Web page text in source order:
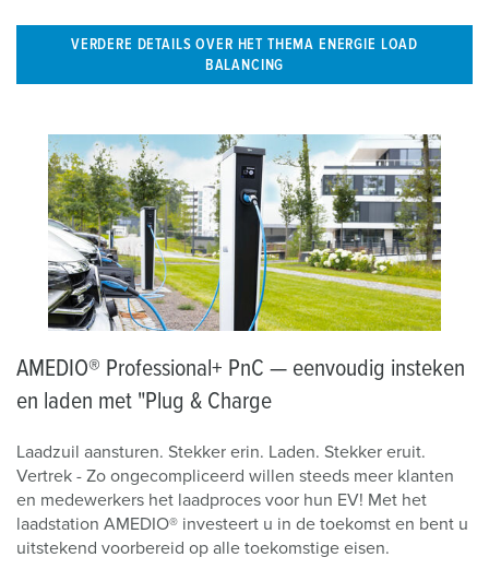
VERDERE DETAILS OVER HET THEMA ENERGIE LOAD
BALANCING
AMEDIO® Professional+ PnC — eenvoudig insteken
en laden met "Plug & Charge
Laadzuil aansturen. Stekker erin. Laden. Stekker eruit.
Vertrek - Zo ongecompliceerd willen steeds meer klanten
en medewerkers het laadproces voor hun EV! Met het
laadstation AMEDIO® investeert u in de toekomst en bent u
uitstekend voorbereid op alle toekomstige eisen.